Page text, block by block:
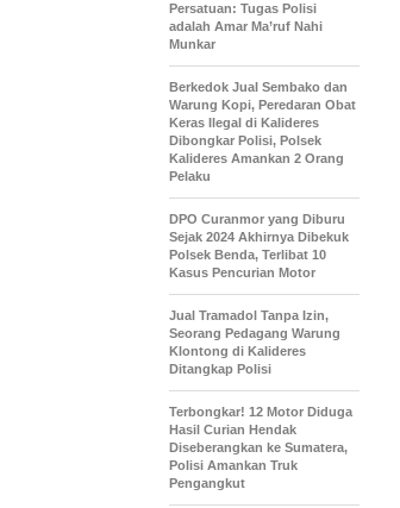
Persatuan: Tugas Polisi
adalah Amar Ma’ruf Nahi
Munkar
Berkedok Jual Sembako dan
Warung Kopi, Peredaran Obat
Keras Ilegal di Kalideres
Dibongkar Polisi, Polsek
Kalideres Amankan 2 Orang
Pelaku
DPO Curanmor yang Diburu
Sejak 2024 Akhirnya Dibekuk
Polsek Benda, Terlibat 10
Kasus Pencurian Motor
Jual Tramadol Tanpa Izin,
Seorang Pedagang Warung
Klontong di Kalideres
Ditangkap Polisi
Terbongkar! 12 Motor Diduga
Hasil Curian Hendak
Diseberangkan ke Sumatera,
Polisi Amankan Truk
Pengangkut